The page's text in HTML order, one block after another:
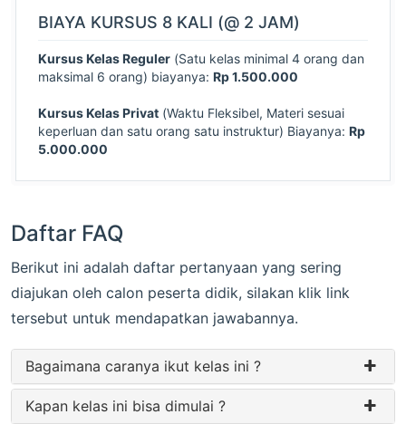
BIAYA KURSUS 8 KALI (@ 2 JAM)
Kursus Kelas Reguler (Satu kelas minimal 4 orang dan
maksimal 6 orang) biayanya: Rp 1.500.000
Kursus Kelas Privat (Waktu Fleksibel, Materi sesuai
keperluan dan satu orang satu instruktur) Biayanya: Rp
5.000.000
Daftar FAQ
Berikut ini adalah daftar pertanyaan yang sering
diajukan oleh calon peserta didik, silakan klik link
tersebut untuk mendapatkan jawabannya.
Bagaimana caranya ikut kelas ini ?
Kapan kelas ini bisa dimulai ?